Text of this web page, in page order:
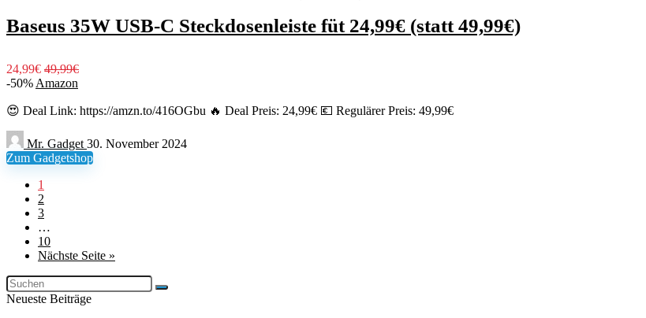
Baseus 35W USB-C Steckdosenleiste füt 24,99€ (statt 49,99€)
24,99€ 49,99€
-50% Amazon
😍 Deal Link: https://amzn.to/416OGbu 🔥 Deal Preis: 24,99€ 💶 Regulärer Preis: 49,99€
Mr. Gadget 30. November 2024
Zum Gadgetshop
1
2
3
…
10
Nächste Seite »
Neueste Beiträge